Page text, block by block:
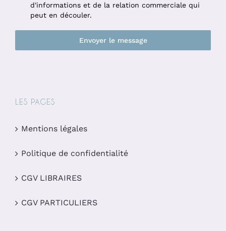
d'informations et de la relation commerciale qui
peut en découler.
Envoyer le message
LES PAGES
Mentions légales
Politique de confidentialité
CGV LIBRAIRES
CGV PARTICULIERS